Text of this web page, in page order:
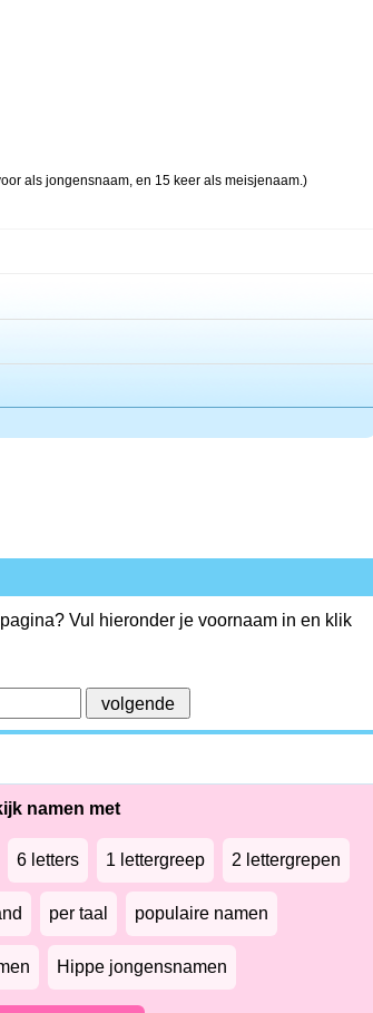
als jongensnaam, en 15 keer als meisjenaam.)
Vul hieronder je voornaam in en klik
namen met
6 letters 1 lettergreep 2 lettergrepen
per taal populaire namen
Hippe jongensnamen